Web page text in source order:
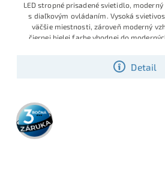
Detail
LED stropné prisadené svietidlo,
s diaľkovým ovládaním. Vysoká
väčšie miestnosti, zároveň moderný
čiernej bielej farbe vhodnej do
3 roky
záruka